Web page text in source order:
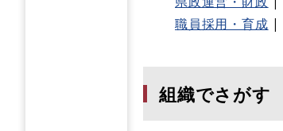
職員採用・育成
組織でさがす